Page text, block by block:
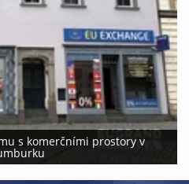
s komerčními prostory v